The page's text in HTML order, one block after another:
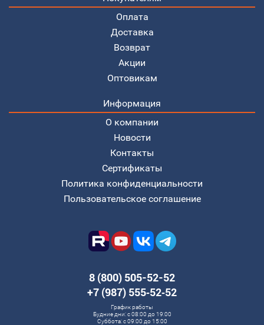
Оплата
Доставка
Возврат
Акции
Оптовикам
Информация
О компании
Новости
Контакты
Сертификаты
Политика конфиденциальности
Пользовательское соглашение
8 (800) 505-52-52
+7 (987) 555‑52‑52
График работы
Будние дни: с 08:00 до 19:00
Суббота: с 09:00 до 15:00